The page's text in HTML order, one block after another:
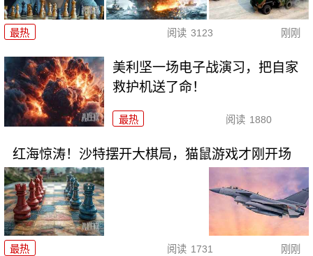
最热 阅读 3123 刚刚
美利坚一场电子战演习，把自家
救护机送了命！
最热 阅读 1880
红海惊涛！沙特摆开大棋局，猫鼠游戏才刚开场
最热 阅读 1731 刚刚